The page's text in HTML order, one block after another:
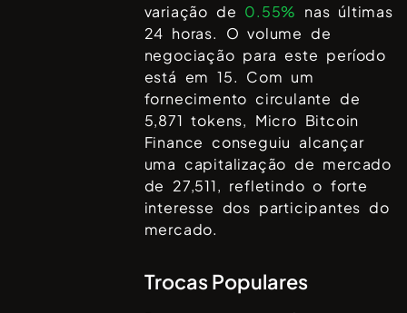
variação de 0.55% nas últimas
24 horas. O volume de
negociação para este período
está em15. Com um
fornecimento circulante de
5,871tokens, Micro Bitcoin
Finance conseguiu alcançar
uma capitalização de mercado
de 27,511, refletindo o forte
interesse dos participantes do
mercado.
Trocas Populares